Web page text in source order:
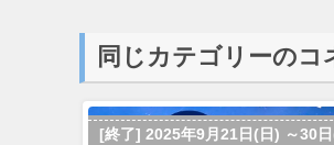
同じカテゴリーのコ
[終了] 2025年9月21日(日) ～30